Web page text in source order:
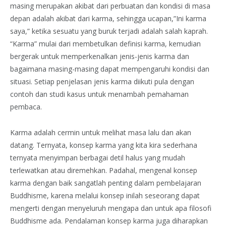
masing merupakan akibat dari perbuatan dan kondisi di masa
depan adalah akibat dari karma, sehingga ucapan,”Ini karma
saya,” ketika sesuatu yang buruk terjadi adalah salah kaprah.
“Karma” mulai dari membetulkan definisi karma, kemudian
bergerak untuk memperkenalkan jenis-jenis karma dan
bagaimana masing-masing dapat mempengaruhi kondisi dan
situasi. Setiap penjelasan jenis karma diikuti pula dengan
contoh dan studi kasus untuk menambah pemahaman
pembaca.
Karma adalah cermin untuk melihat masa lalu dan akan
datang. Ternyata, konsep karma yang kita kira sederhana
ternyata menyimpan berbagai detil halus yang mudah
terlewatkan atau diremehkan. Padahal, mengenal konsep
karma dengan baik sangatlah penting dalam pembelajaran
Buddhisme, karena melalui konsep inilah seseorang dapat
mengerti dengan menyeluruh mengapa dan untuk apa filosofi
Buddhisme ada. Pendalaman konsep karma juga diharapkan